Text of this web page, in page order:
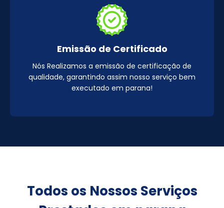
Emissão de Certificado
Nós Realizamos a emissão de certificação de
qualidade, garantindo assim nosso serviço bem
executado em parana!
Todos os Nossos Serviços